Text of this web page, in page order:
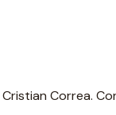
Correa.